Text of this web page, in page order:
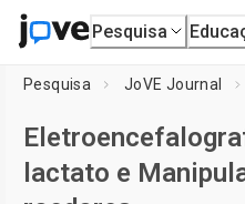
Pesquisa
Pesquisa JoVE Journal
lactato e